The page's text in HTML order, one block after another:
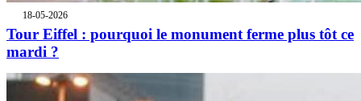
18-05-2026
Tour Eiffel : pourquoi le monument ferme plus tôt ce
mardi ?